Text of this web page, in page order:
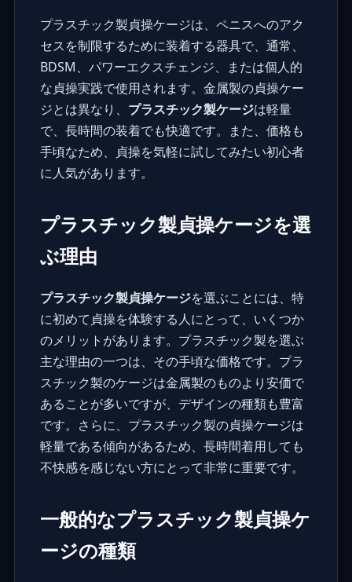
プラスチック製貞操ケージは、ペニスへのアク
セスを制限するために装着する器具で、通常、
BDSM、パワーエクスチェンジ、または個人的
な貞操実践で使用されます。金属製の貞操ケー
ジとは異なり、 プラスチック製ケージは軽量
で、長時間の装着でも快適です。また、価格も
手頃なため、貞操を気軽に試してみたい初心者
に人気があります。
プラスチック製貞操ケージを選
ぶ理由
プラスチック製貞操ケージを選ぶことには、特
に初めて貞操を体験する人にとって、いくつか
のメリットがあります。プラスチック製を選ぶ
主な理由の一つは、その手頃な価格です。プラ
スチック製のケージは金属製のものより安価で
あることが多いですが、デザインの種類も豊富
です。さらに、プラスチック製の貞操ケージは
軽量である傾向があるため、長時間着用しても
不快感を感じない方にとって非常に重要です。
一般的なプラスチック製貞操ケ
ージの種類